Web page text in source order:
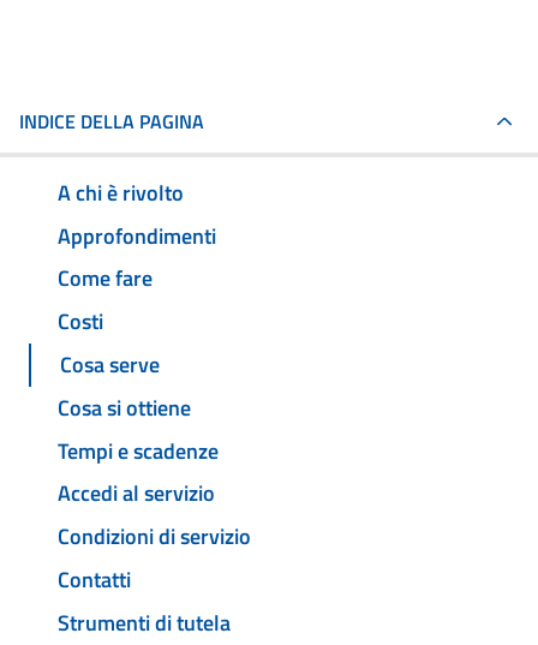
INDICE DELLA PAGINA
A chi è rivolto
Approfondimenti
Come fare
Costi
Cosa serve
Cosa si ottiene
Tempi e scadenze
Accedi al servizio
Condizioni di servizio
Contatti
Strumenti di tutela